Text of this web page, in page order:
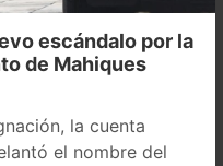
escándalo por la
de Mahiques
la cuenta
el nombre del